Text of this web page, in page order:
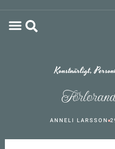
Konstnärligt,
ANNELI LARSSON